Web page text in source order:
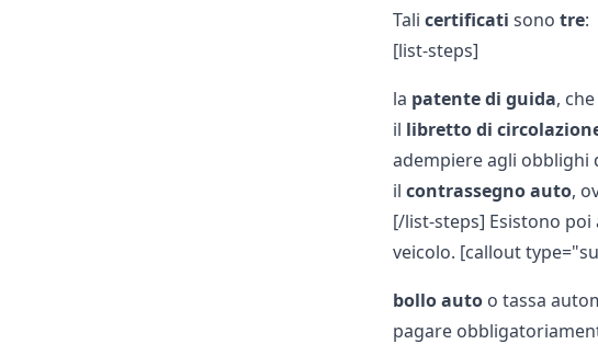
Tali certificati sono tre:
[list-steps]
la patente di guida,
il libretto di
adempiere agli obblighi
il contrassegno auto,
[/list-steps] Esistono
veicolo. [callout
bollo autoo tassa
pagare